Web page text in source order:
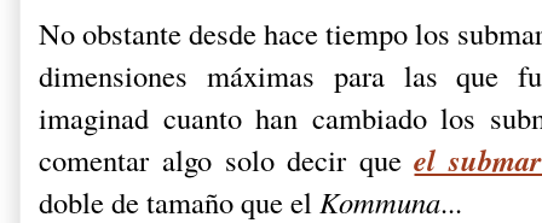
No obstante desde hace tiempo los
dimensiones máximas para las que
imaginad cuanto han cambiado los
comentar algo solo decir queel
doble de tamaño que elKommuna...